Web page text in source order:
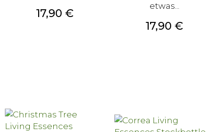
Preis
17,90 €
etwas...
Preis
17,90 €